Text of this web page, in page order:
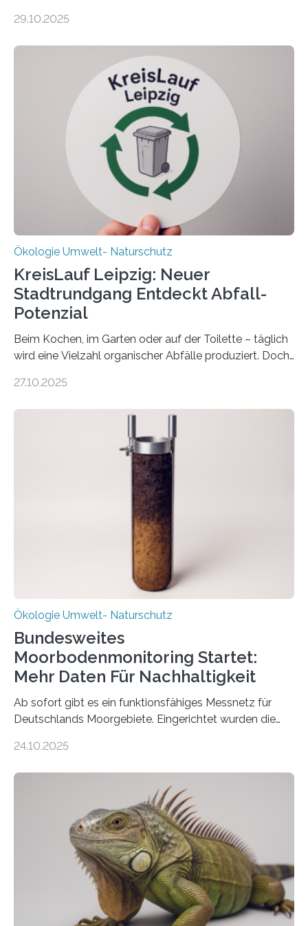
Beobachtungen im Wattenmeer ist nun eine große
Oldenburg befassen sich insbesondere damit, wie ein
Ökosystem gedeiht – und wie sich dieser Prozess
verlässlich prognostizieren lässt. Grünes Licht für
„DynaCom“: Die Deutsche Forschungsgemeinschaft
(DFG) fördert das Anfang 2019 gestartete
Forschungsprojekt an der Universität Oldenburg für
zwei weitere Jahre mit rund 1,2 Millionen Euro. „Wir
freuen uns sehr über…
29.10.2025
Ökologie Umwelt- Naturschutz
KreisLauf Leipzig: Neuer
Stadtrundgang Entdeckt Abfall-
Potenzial
Beim Kochen, im Garten oder auf der Toilette – täglich
wird eine Vielzahl organischer Abfälle produziert. Doch
Potenzial nur dann entfalten können, wenn sie in
Veränderung der Wirtschaft wichtig ist, zeigt der vom
Deutschen Biomasseforschungszentrum und der
Stadtreinigung Leipzig konzipierte und am 24. Oktober
2025 offiziell eingeweihte Stadtrundgang „KreisLauf“. Er
ist ab sofort im Leipziger Stadtgebiet…
27.10.2025
Ökologie Umwelt- Naturschutz
Bundesweites
Moorbodenmonitoring Startet:
Mehr Daten Für Nachhaltigkeit
Ab sofort gibt es ein funktionsfähiges Messnetz für
Deutschlands Moorgebiete. Eingerichtet wurden die
vergangenen fünf Jahren von Wissenschaftlerinnen
heutigen Donnerstag übergeben sie ihren Bericht zur
Aufbauphase an den Auftraggeber, das
Bundesministerium für Landwirtschaft, Ernährung und
Heimat. Braunschweig/Eberswalde (23. Oktober 2025).
Ein Netz aus 155 Messstationen spannt sich neuerdings
über Deutschlands Moorböden. Eingerichtet wurden sie
in den vergangenen fünf Jahren von
Wissenschaftlerinnen und Wissenschaftlern des
Thünen-Instituts für Agrarklimaschutz…
24.10.2025